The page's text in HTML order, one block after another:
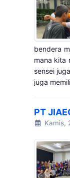
bendera
mana kita
sensei
juga
PT
Kamis,